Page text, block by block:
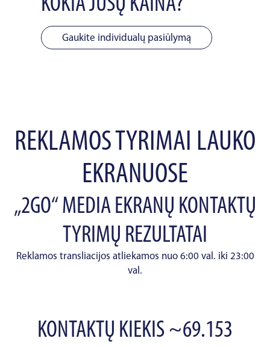
KOKIA JŪSŲ KAINA?
Gaukite individualų pasiūlymą
REKLAMOS TYRIMAI LAUKO
EKRANUOSE
„2GO“ MEDIA EKRANŲ KONTAKTŲ
TYRIMŲ REZULTATAI
Reklamos transliacijos atliekamos nuo 6:00 val. iki 23:00
val.
KONTAKTŲ KIEKIS ~69.153